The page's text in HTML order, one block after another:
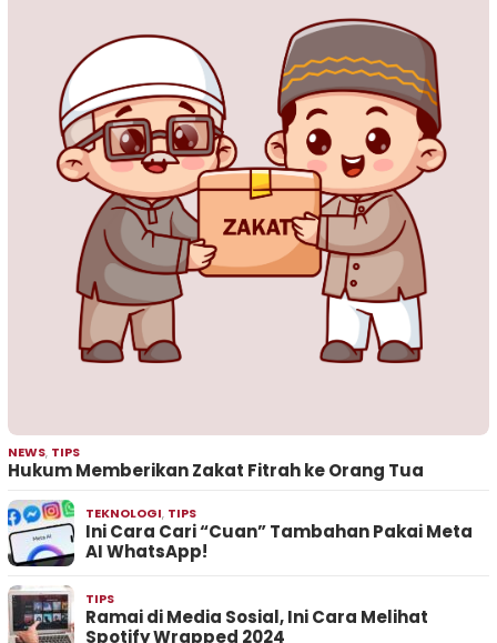
NEWS, TIPS
Hukum Memberikan Zakat Fitrah ke Orang Tua
TEKNOLOGI, TIPS
Ini Cara Cari “Cuan” Tambahan Pakai Meta
AI WhatsApp!
TIPS
Ramai di Media Sosial, Ini Cara Melihat
Spotify Wrapped 2024